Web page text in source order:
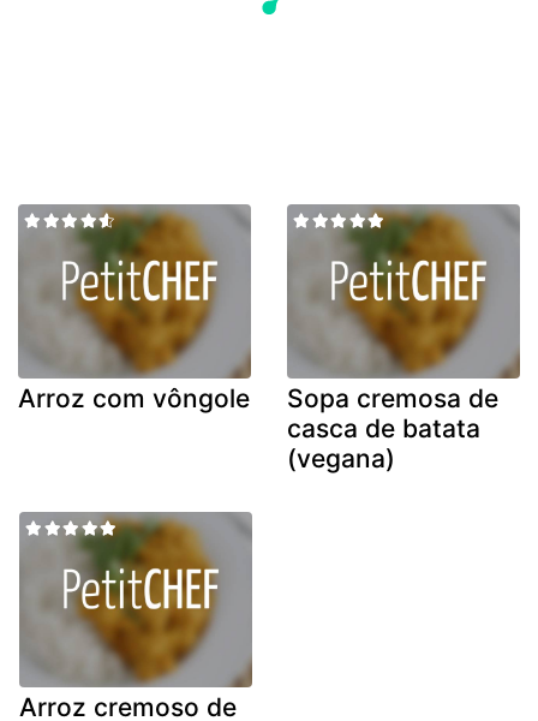
Arroz com vôngole
Sopa cremosa de
casca de batata
(vegana)
Arroz cremoso de